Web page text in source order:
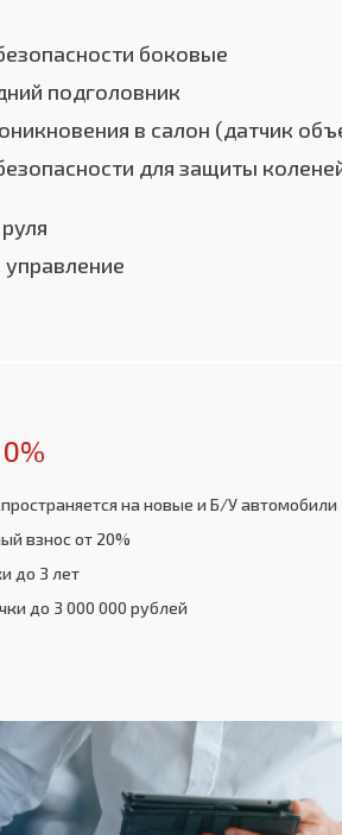
боковые
подголовник
в салон (датчик
для защиты
управление
0%
на новые и Б/У автомобили
взнос от 20%
до 3 лет
до 3 000 000 рублей